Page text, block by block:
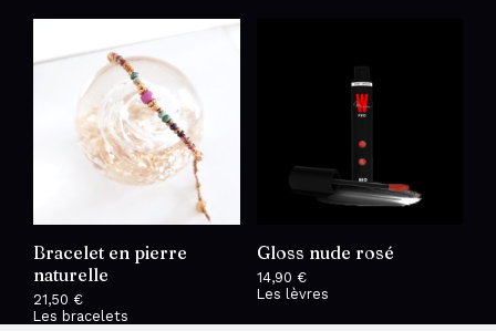
Bracelet en pierre
naturelle
21,50 €
Les bracelets
Gloss nude rosé
14,90 €
Les lèvres